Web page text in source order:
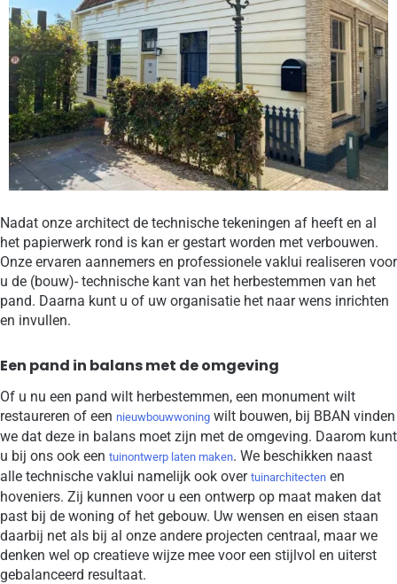
Nadat onze architect de technische tekeningen af heeft en al
het papierwerk rond is kan er gestart worden met verbouwen.
Onze ervaren aannemers en professionele vaklui realiseren voor
u de (bouw)- technische kant van het herbestemmen van het
pand. Daarna kunt u of uw organisatie het naar wens inrichten
en invullen.
Een pand in balans met de omgeving
Of u nu een pand wilt herbestemmen, een monument wilt
restaureren of een nieuwbouwwoning wilt bouwen, bij BBAN vinden
we dat deze in balans moet zijn met de omgeving. Daarom kunt
u bij ons ook een tuinontwerp laten maken. We beschikken naast
alle technische vaklui namelijk ook over tuinarchitecten en
hoveniers. Zij kunnen voor u een ontwerp op maat maken dat
past bij de woning of het gebouw. Uw wensen en eisen staan
daarbij net als bij al onze andere projecten centraal, maar we
denken wel op creatieve wijze mee voor een stijlvol en uiterst
gebalanceerd resultaat.